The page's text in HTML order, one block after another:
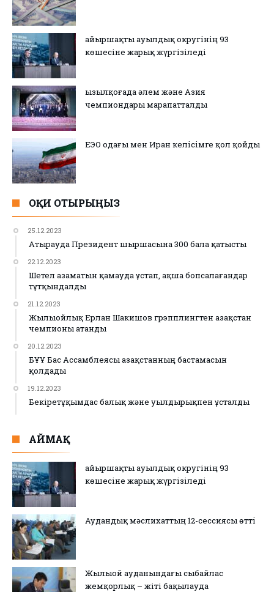
Қайыршақты ауылдық округінің 93
көшесіне жарық жүргізіледі
Қызылқоғада әлем және Азия
чемпиондары марапатталды
ЕЭО одағы мен Иран келісімге қол қойды
ОҚИ ОТЫРЫҢЫЗ
25.12.2023
Атырауда Президент шыршасына 300 бала қатысты
22.12.2023
Шетел азаматын қамауда ұстап, ақша бопсалағандар
тұтқындалды
21.12.2023
Жылыойлық Ерлан Шакишов грэпплингтен Қазақстан
чемпионы атанды
20.12.2023
БҰҰ Бас Ассамблеясы Қазақстанның бастамасын
қолдады
19.12.2023
Бекіретұқымдас балық және уылдырықпен ұсталды
АЙМАҚ
Қайыршақты ауылдық округінің 93
көшесіне жарық жүргізіледі
Аудандық мәслихаттың 12-сессиясы өтті
Жылыой ауданындағы сыбайлас
жемқорлық – жіті бақылауда